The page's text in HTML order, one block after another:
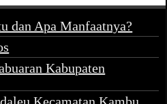
dan Apa Manfaatnya?
Kabupaten